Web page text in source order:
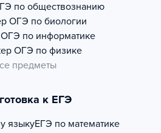
по обществознанию
ОГЭ по биологии
ОГЭ по информатике
ОГЭ по физике
предметы
к ЕГЭ
языкуЕГЭ по математике